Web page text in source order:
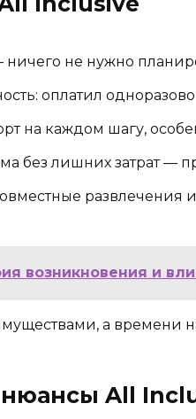
ничего не нужно
оплатил
на каждом шагу,
без лишних затрат —
развлечения
возникновения и
а времени
All